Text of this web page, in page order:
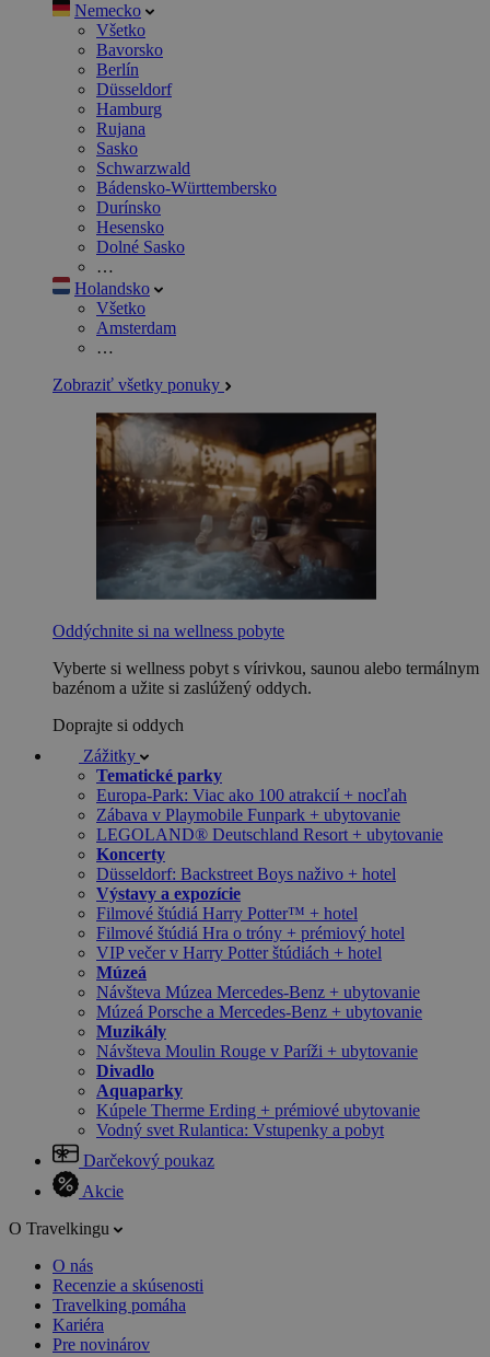
Nemecko
Všetko
Bavorsko
Berlín
Düsseldorf
Hamburg
Rujana
Sasko
Schwarzwald
Bádensko-Württembersko
Durínsko
Hesensko
Dolné Sasko
…
Holandsko
Všetko
Amsterdam
…
Zobraziť všetky ponuky
Oddýchnite si na wellness pobyte
Vyberte si wellness pobyt s vírivkou, saunou alebo termálnym
bazénom a užite si zaslúžený oddych.
Doprajte si oddych
Zážitky
Tematické parky
Europa-Park: Viac ako 100 atrakcií + nocľah
Zábava v Playmobile Funpark + ubytovanie
LEGOLAND® Deutschland Resort + ubytovanie
Koncerty
Düsseldorf: Backstreet Boys naživo + hotel
Výstavy a expozície
Filmové štúdiá Harry Potter™ + hotel
Filmové štúdiá Hra o tróny + prémiový hotel
VIP večer v Harry Potter štúdiách + hotel
Múzeá
Návšteva Múzea Mercedes-Benz + ubytovanie
Múzeá Porsche a Mercedes-Benz + ubytovanie
Muzikály
Návšteva Moulin Rouge v Paríži + ubytovanie
Divadlo
Aquaparky
Kúpele Therme Erding + prémiové ubytovanie
Vodný svet Rulantica: Vstupenky a pobyt
Darčekový poukaz
Akcie
O Travelkingu
O nás
Recenzie a skúsenosti
Travelking pomáha
Kariéra
Pre novinárov